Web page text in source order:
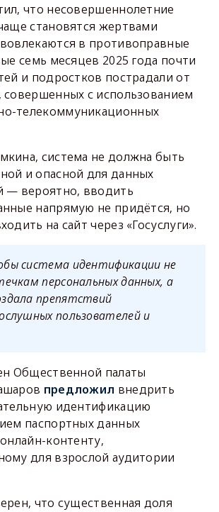
что несовершеннолетние
становятся жертвами
в противоправные
семь месяцев 2025 года почти
и подростков пострадали от
совершенных с использованием
телекоммуникационных
система не должна быть
и опасной для данных
— вероятно, вводить
напрямую не придётся, но
на сайт через «Госуслуги».
система идентификации не
персональных данных, а
препятствий
пользователей и
Общественной палаты
предложил внедрить
идентификацию
паспортных данных
контенту,
для взрослой аудитории
что существенная доля